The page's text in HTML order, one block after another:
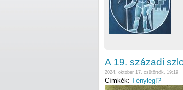
A 19. századi
2024. október 17. csütörtök, 19:19
Címkék: Tényleg!?